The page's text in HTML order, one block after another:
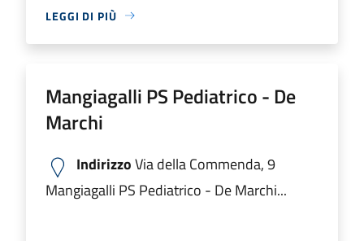
LEGGI DI PIÙ
Mangiagalli PS Pediatrico - De
Marchi
IndirizzoVia della Commenda, 9
Mangiagalli PS Pediatrico - De Marchi...